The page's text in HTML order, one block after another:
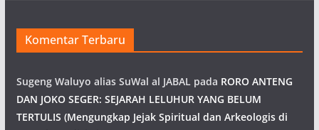
Komentar Terbaru
Sugeng Waluyo alias SuWal al JABAL pada RORO ANTENG
DAN JOKO SEGER: SEJARAH LELUHUR YANG BELUM
TERTULIS (Mengungkap Jejak Spiritual dan Arkeologis di